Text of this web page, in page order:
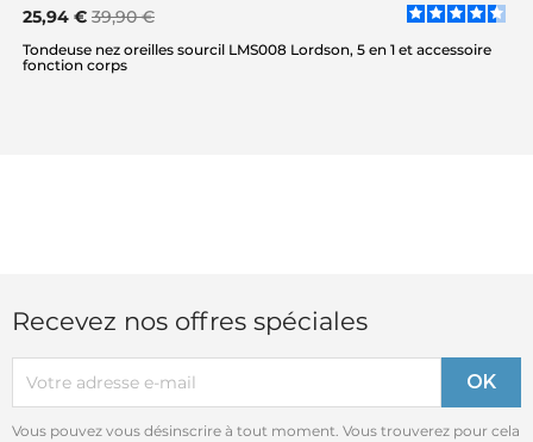
25,94 € 39,90 €
Tondeuse nez oreilles sourcil LMS008 Lordson, 5 en 1 et accessoire
fonction corps
Recevez nos offres spéciales
Vous pouvez vous désinscrire à tout moment. Vous trouverez pour cela